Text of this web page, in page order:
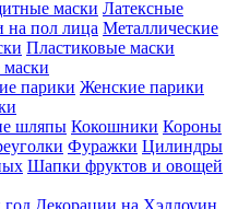
маски Латексные
на пол лица Металлические
Пластиковые маски
маски
парики Женские парики
шляпы Кокошники Короны
Фуражки Цилиндры
Шапки фруктов и овощей
год Декорации на Хэллоуин